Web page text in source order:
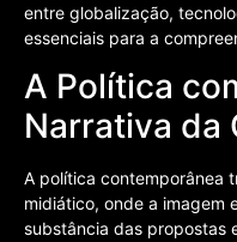
entre globalização,
essenciais para a
A Política
Narrativa da
A política contemporânea
midiático, onde a imagem
substância das propostas